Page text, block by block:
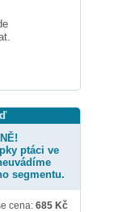
ptáci ve
segmentu.
cena: 685 Kč